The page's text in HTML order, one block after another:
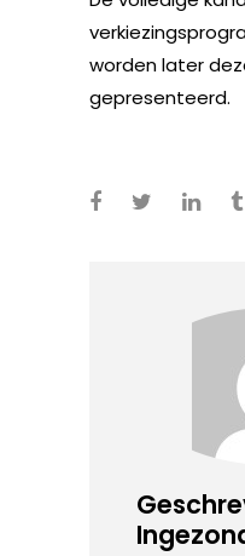
worden later
gepresenteerd.